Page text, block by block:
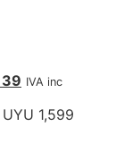
39 IVA inc
1,599